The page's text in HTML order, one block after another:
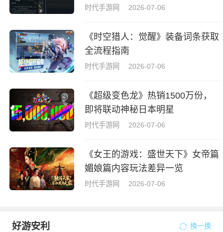
拉牌盒指南
时代手游网 2026-07-06
《时空猎人：觉醒》装备词条获取
全流程指南
时代手游网 2026-07-06
《超级变色龙》热销1500万份，
即将联动神秘日本明星
时代手游网 2026-07-06
《女王的游戏：盛世天下》女帝篇
媚娘篇内容玩法差异一览
时代手游网 2026-07-06
好游安利 换一换